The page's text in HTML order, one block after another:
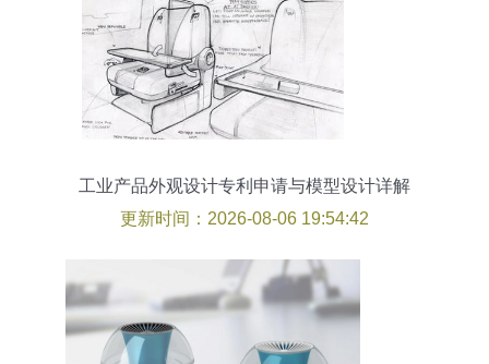
工业产品外观设计专利申请与模型设计详解
更新时间：2026-08-06 19:54:42